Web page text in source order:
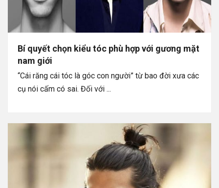
Bí quyết chọn kiểu tóc phù hợp với gương mặt
nam giới
“Cái răng cái tóc là góc con người” từ bao đời xưa các
cụ nói cấm có sai. Đối với ...